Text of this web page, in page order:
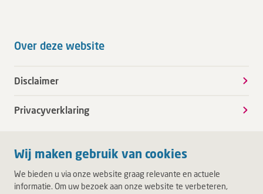
Wij maken gebruik van cookies
We bieden u via onze website graag relevante en actuele
informatie. Om uw bezoek aan onze website te verbeteren,
Over deze website
Disclaimer
Privacyverklaring